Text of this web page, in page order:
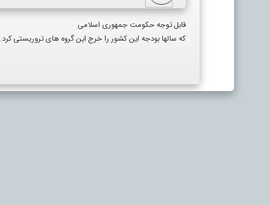
قابل توجه حکومت جمهوری اسلامی
که سالها بودجه این کشور را خرج این گروه های تروریستی کرد.